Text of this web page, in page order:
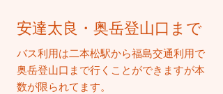
​安達太良・奥岳登山口まで
​バス利用は二本松駅から福島交通利用で
奥岳登山口まで行くことができますが本
数が限られてます。